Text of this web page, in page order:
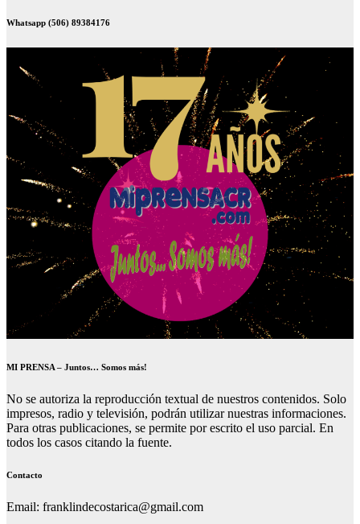
Whatsapp (506) 89384176
MI PRENSA – Juntos… Somos más!
No se autoriza la reproducción textual de nuestros contenidos. Solo
impresos, radio y televisión, podrán utilizar nuestras informaciones.
Para otras publicaciones, se permite por escrito el uso parcial. En
todos los casos citando la fuente.
Contacto
Email: franklindecostarica@gmail.com